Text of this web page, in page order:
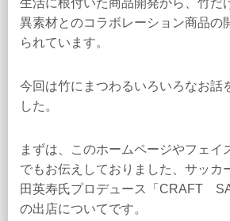
生活に根付いた商品開発から、竹だ
異素材とのコラボレーション商品の
られています。
今回は竹にまつわるいろいろなお話
した。
まずは、このホームページやフェイ
でもお伝えしておりました、サッカ
田英寿氏プロデュース「CRAFT
の出店についてです。